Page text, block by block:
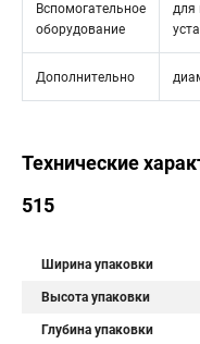
Вспомогательное
оборудование
для
Дополнительно
Технические
515
Ширина упаковки
Высота упаковки
Глубина упаковки